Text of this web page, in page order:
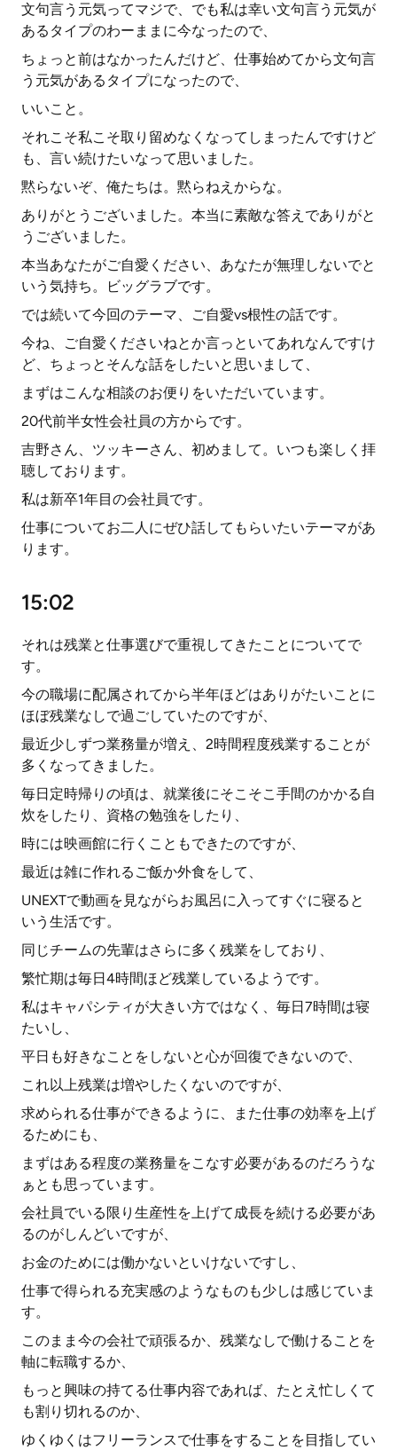
文句言う元気ってマジで、でも私は幸い文句言う元気が
あるタイプのわーままに今なったので、
ちょっと前はなかったんだけど、仕事始めてから文句言
う元気があるタイプになったので、
いいこと。
それこそ私こそ取り留めなくなってしまったんですけど
も、言い続けたいなって思いました。
黙らないぞ、俺たちは。黙らねえからな。
ありがとうございました。本当に素敵な答えでありがと
うございました。
本当あなたがご自愛ください、あなたが無理しないでと
いう気持ち。ビッグラブです。
では続いて今回のテーマ、ご自愛vs根性の話です。
今ね、ご自愛くださいねとか言っといてあれなんですけ
ど、ちょっとそんな話をしたいと思いまして、
まずはこんな相談のお便りをいただいています。
20代前半女性会社員の方からです。
吉野さん、ツッキーさん、初めまして。いつも楽しく拝
聴しております。
私は新卒1年目の会社員です。
仕事についてお二人にぜひ話してもらいたいテーマがあ
ります。
15:02
それは残業と仕事選びで重視してきたことについてで
す。
今の職場に配属されてから半年ほどはありがたいことに
ほぼ残業なしで過ごしていたのですが、
最近少しずつ業務量が増え、2時間程度残業することが
多くなってきました。
毎日定時帰りの頃は、就業後にそこそこ手間のかかる自
炊をしたり、資格の勉強をしたり、
時には映画館に行くこともできたのですが、
最近は雑に作れるご飯か外食をして、
UNEXTで動画を見ながらお風呂に入ってすぐに寝ると
いう生活です。
同じチームの先輩はさらに多く残業をしており、
繁忙期は毎日4時間ほど残業しているようです。
私はキャパシティが大きい方ではなく、毎日7時間は寝
たいし、
平日も好きなことをしないと心が回復できないので、
これ以上残業は増やしたくないのですが、
求められる仕事ができるように、また仕事の効率を上げ
るためにも、
まずはある程度の業務量をこなす必要があるのだろうな
ぁとも思っています。
会社員でいる限り生産性を上げて成長を続ける必要があ
るのがしんどいですが、
お金のためには働かないといけないですし、
仕事で得られる充実感のようなものも少しは感じていま
す。
このまま今の会社で頑張るか、残業なしで働けることを
軸に転職するか、
もっと興味の持てる仕事内容であれば、たとえ忙しくて
も割り切れるのか、
ゆくゆくはフリーランスで仕事をすることを目指してい